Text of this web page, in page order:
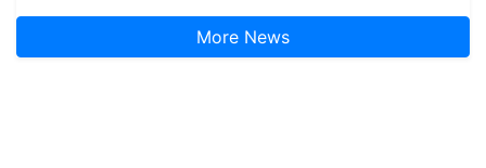
More News